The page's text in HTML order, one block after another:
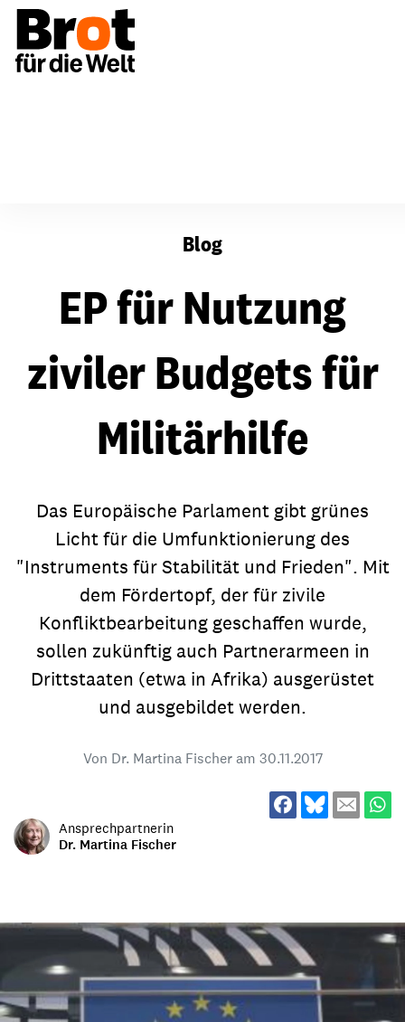
Blog
EP für Nutzung
ziviler Budgets für
Militärhilfe
Das Europäische Parlament gibt grünes
Licht für die Umfunktionierung des
"Instruments für Stabilität und Frieden". Mit
dem Fördertopf, der für zivile
Konfliktbearbeitung geschaffen wurde,
sollen zukünftig auch Partnerarmeen in
Drittstaaten (etwa in Afrika) ausgerüstet
und ausgebildet werden.
Von Dr. Martina Fischer am 30.11.2017
Ansprechpartnerin
Dr. Martina Fischer